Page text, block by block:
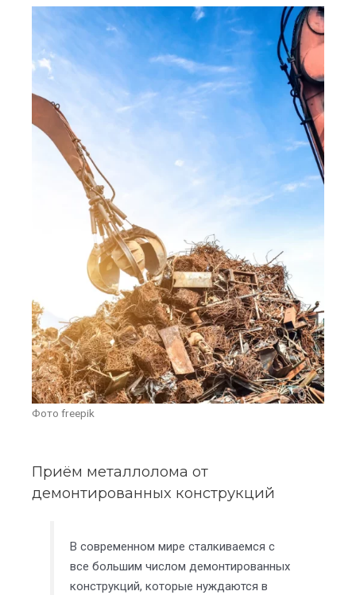
Фото freepik
Приём металлолома от
демонтированных конструкций
В современном мире сталкиваемся с
все большим числом демонтированных
конструкций, которые нуждаются в